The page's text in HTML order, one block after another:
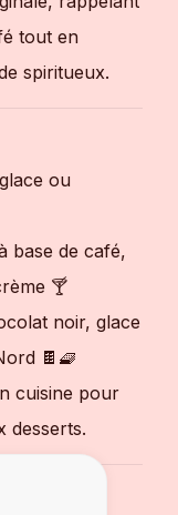
tout en
spiritueux.
ou
base de café,
🍸
noir, glace
🍫🧇
cuisine pour
desserts.